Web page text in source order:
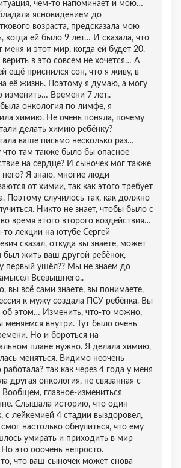
чем-то напоминает и мою…
ясновидением до
возраста, предсказала мою
когда ей было 9 лет… И сказала, что
меня и этот мир, когда ей будет 20.
верить в это совсем не хочется… А
ещё приснился сон, что я живу, в
её жизнь. Поэтому я думаю, а могу
изменить… Времени 7 лет..
онкология по лимфе, я
химию. Не очень поняла, почему
делать химию ребёнку?
ваше письмо несколько раз…
что там также было бы опасное
на сердце? И сыночек мог также
него? Я знаю, многие люди
от химии, так как этого требует
Поэтому случилось так, как должно
Никто не знает, чтобы было с
время этого второго воздействия…
то лекции на ютубе Сергей
сказал, откуда вы знаете, может
был жить ваш другой ребёнок,
первый ушёл?? Мы не знаем до
Всевышнего..
вы всё сами знаете, вы понимаете,
к мужу создала ПСУ ребёнка. Вы
об этом… Изменить, что-то можно,
меняемся внутри. Тут было очень
Но и бороться на
плане нужно. Я делала химию,
меняться. Видимо неочень
так как через 4 года у меня
другая онкология, не связанная с
Вообщем, главное-измениться
Слышала историю, что один
с лейкемией 4 стадии выздоровел,
смог настолько обнулиться, что ему
умирать и приходить в мир
Но это ооочень непросто.
то, что ваш сыночек может снова